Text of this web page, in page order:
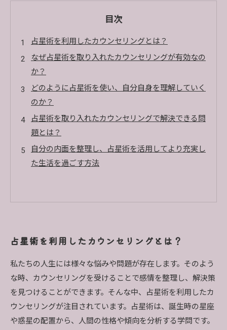
目次
占星術を利用したカウンセリングとは？
なぜ占星術を取り入れたカウンセリングが有効なの
か？
どのように占星術を使い、自分自身を理解していく
のか？
占星術を取り入れたカウンセリングで解決できる問
題とは？
自分の内面を整理し、占星術を活用してより充実し
た生活を過ごす方法
占星術を利用したカウンセリングとは？
私たちの人生には様々な悩みや問題が存在します。そのよう
な時、カウンセリングを受けることで感情を整理し、解決策
を見つけることができます。そんな中、占星術を利用したカ
ウンセリングが注目されています。占星術は、誕生時の星座
や惑星の配置から、人間の性格や傾向を分析する学問です。